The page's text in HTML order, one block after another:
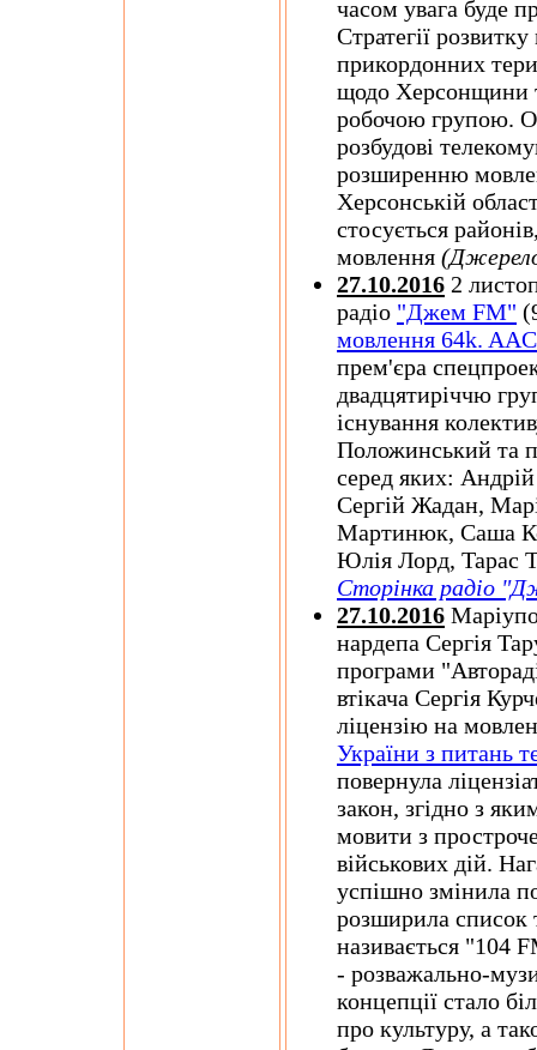
часом увага буде
Стратегії
прикордонних
щодо Херсонщини
робочою групою.
розбудові
розширенню
Херсонській
стосується
мовлення
27.10.2016 2
радіо "Джем FM"
мовлення 64k.
прем'єра
двадцятиріччю
існування
Положинський та
серед яких:
Сергій Жадан,
Мартинюк, Саша
Юлія Лорд, Тарас
Сторінка радіо
27.10.2016
нардепа Сергія
програми
втікача Сергія
ліцензію на
України з питань
повернула
закон, згідно з
мовити з
військових дій.
успішно змінила
розширила список
називається "104
- розважально-
концепції стало
про культуру, а